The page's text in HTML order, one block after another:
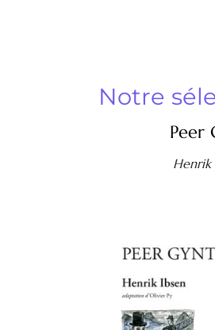
Notre
Peer
Henrik